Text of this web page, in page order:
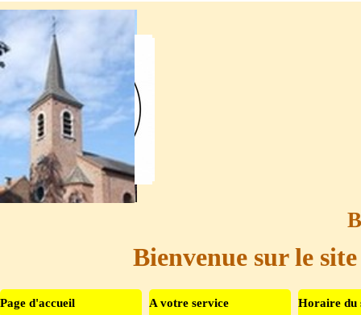
Aller au contenu
Bienvenue sur le
Page d'accueil A votre service Horaire du